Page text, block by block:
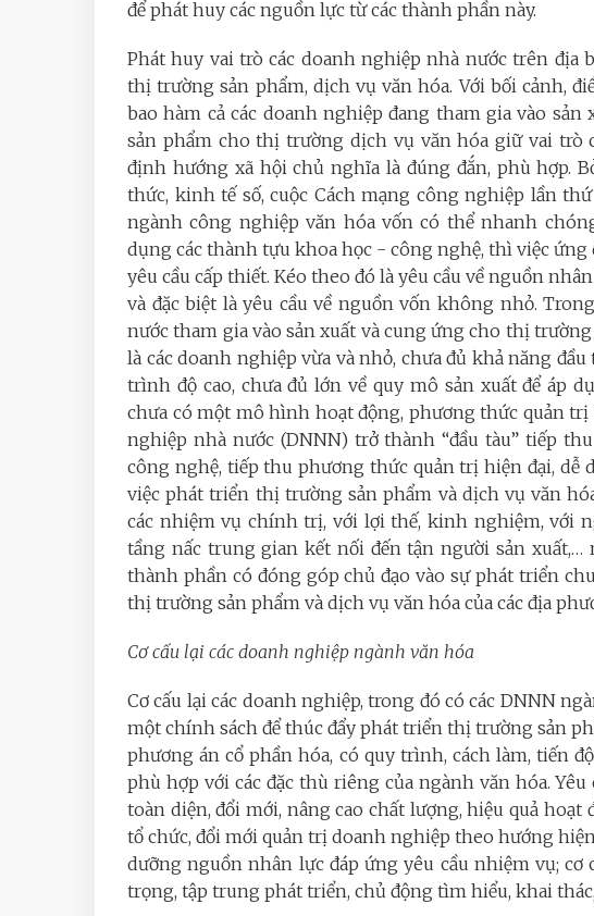
để phát huy các nguồn lực từ các thành phần này.
Phát huy vai trò các doanh nghiệp nhà nước trên
thị trường sản phẩm, dịch vụ văn hóa. Với bối cảnh,
bao hàm cả các doanh nghiệp đang tham gia vào sản
sản phẩm cho thị trường dịch vụ văn hóa giữ vai
định hướng xã hội chủ nghĩa là đúng đắn, phù hợp.
thức, kinh tế số, cuộc Cách mạng công nghiệp lần
ngành công nghiệp văn hóa vốn có thể nhanh
dụng các thành tựu khoa học - công nghệ, thì việc
yêu cầu cấp thiết. Kéo theo đó là yêu cầu về nguồn
và đặc biệt là yêu cầu về nguồn vốn không nhỏ.
nước tham gia vào sản xuất và cung ứng cho thị
là các doanh nghiệp vừa và nhỏ, chưa đủ khả năng
trình độ cao, chưa đủ lớn về quy mô sản xuất để áp
chưa có một mô hình hoạt động, phương thức quản
nghiệp nhà nước (DNNN) trở thành “đầu tàu” tiếp
công nghệ, tiếp thu phương thức quản trị hiện đại, dễ
việc phát triển thị trường sản phẩm và dịch vụ văn
các nhiệm vụ chính trị, với lợi thế, kinh nghiệm, với
tầng nấc trung gian kết nối đến tận người sản xuất,…
thành phần có đóng góp chủ đạo vào sự phát triển
thị trường sản phẩm và dịch vụ văn hóa của các địa
Cơ cấu lại các doanh nghiệp ngành văn hóa
Cơ cấu lại các doanh nghiệp, trong đó có các DNNN
một chính sách để thúc đẩy phát triển thị trường sản
phương án cổ phần hóa, có quy trình, cách làm, tiến
phù hợp với các đặc thù riêng của ngành văn hóa. Yêu
toàn diện, đổi mới, nâng cao chất lượng, hiệu quả
tổ chức, đổi mới quản trị doanh nghiệp theo hướng
dưỡng nguồn nhân lực đáp ứng yêu cầu nhiệm vụ; cơ
trọng, tập trung phát triển, chủ động tìm hiểu, khai